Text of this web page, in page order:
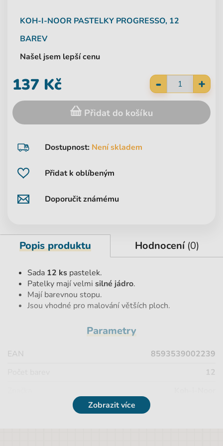
KOH-I-NOOR PASTELKY PROGRESSO, 12
BAREV
Našel jsem lepší cenu
Přidat k oblíbeným
Doporučit známému
Dostupnost: Není skladem
- +
137 Kč
Přidat do košíku
Popis produktu Hodnocení (0)
Sada 12 ks pastelek.
Patelky mají velmi silné jádro.
Mají barevnou stopu.
Jsou vhodné pro malování větších ploch.
Parametry
EAN
8593539002239
12
Zobrazit více